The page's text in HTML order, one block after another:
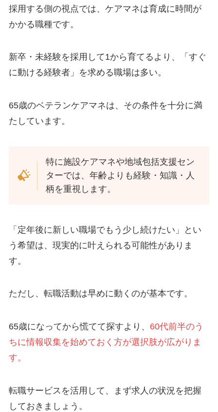
採用する側の視点では、ケアマネは育成に時間が
かかる職種です。
新卒・未経験を採用して1から育てるより、「すぐ
に動ける経験者」を求める職場は多い。
65歳のベテランケアマネは、その条件を十分に満
たしています。
特に施設ケアマネや地域包括支援セン
ターでは、年齢よりも経験・知識・人
柄を重視します。
「定年後に新しい職場でもう少し続けたい」とい
う希望は、現実的に叶えられる可能性がありま
す。
ただし、転職活動は早めに動くのが基本です。
65歳になってから慌てて探すより、 60代前半のう
ちに情報収集を始めておく方が選択肢が広がりま
す。
転職サービスを活用して、まず求人の状況を把握
しておきましょう。